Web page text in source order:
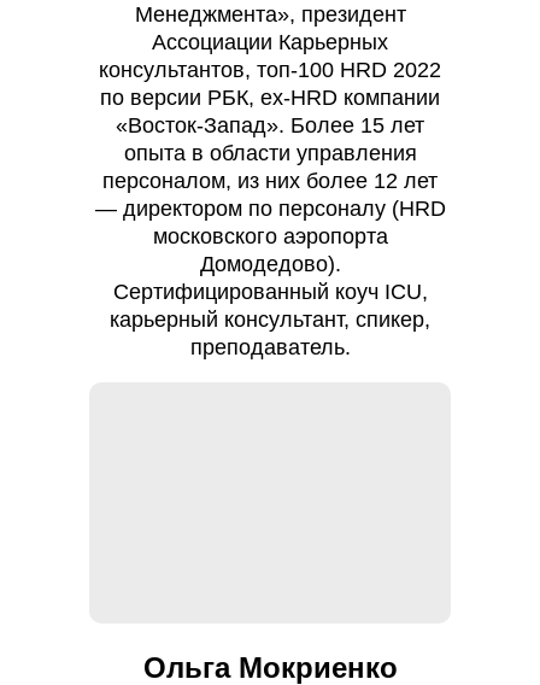
Ольга Мокриенко
Менеджмента», президент
Ассоциации Карьерных
консультантов, топ-100 HRD 2022
по версии РБК, ex-HRD компании
«Восток-Запад». Более 15 лет
опыта в области управления
персоналом, из них более 12 лет
— директором по персоналу (HRD
московского аэропорта
Домодедово).
Сертифицированный коуч ICU,
карьерный консультант, спикер,
преподаватель.